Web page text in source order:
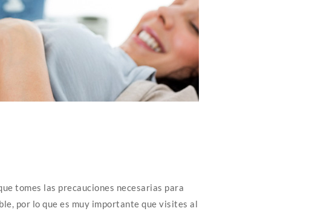
tomes las precauciones necesarias para
por lo que es muy importante que visites al